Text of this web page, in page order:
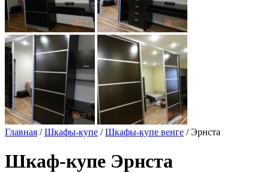
Главная /Шкафы-купе /Шкафы-купе венге / Эрнста
Шкаф-купе Эрнста